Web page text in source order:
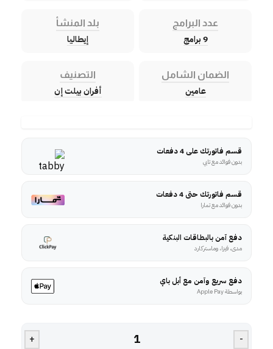
عدد البرامج
9 برامج
بلد المنشأ
إيطاليا
الضمان الشامل
عامين
التصنيف
أفران بيلت إن
قسم فاتورتك على 4 دفعات
بدون فوائد مع تابي
قسم فاتورتك حتى 4 دفعات
بدون فوائد مع تمارا
دفع آمن بالبطاقات البنكية
مدى، فيزا، وماستركارد
دفع سريع وآمن مع أبل باي
بواسطة Apple Pay
-
+